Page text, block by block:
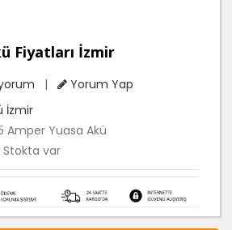
Fiyatları İzmir
| Yorum Yap
İzmir
Amper Yuasa Akü
Stokta var